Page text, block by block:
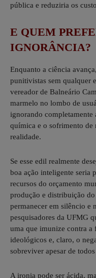
pública e reduziria os
E QUEM
IGNORÂNCIA?
Enquanto a ciência
punitivistas sem qualquer
vereador de Balneário
marmelo no lombo de
ignorando completamente
química e o sofrimento de
realidade.
Se esse edil realmente
boa ação inteligente seria
recursos do orçamento
produção e distribuição
permanecer em silêncio e
pesquisadores da UFMG
uma que imunize contra a
ideológicos e, claro, o
sobreviver apesar de
A ironia pode ser ácida,